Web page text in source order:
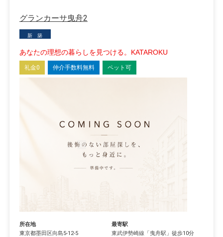
グランカーサ曳舟2
新 築
あなたの理想の暮らしを見つける。KATAROKU
礼金0 仲介手数料無料 ペット可
所在地
東京都墨田区向島5-12-5
最寄駅
東武伊勢崎線 「曳舟駅 」徒歩10分